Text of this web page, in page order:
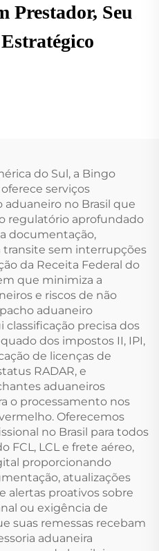
Prestador, Seu
do Sul, a Bingo
serviços
aduaneiro no Brasil que
regulatório aprofundado
documentação,
transite sem interrupções
da Receita Federal do
que minimiza a
e riscos de não
aduaneiro
classificação precisa dos
dos impostos II, IPI,
de licenças de
RADAR, e
aduaneiros
o processamento nos
Oferecemos
no Brasil para todos
FCL, LCL e frete aéreo,
proporcionando
atualizações
alertas proativos sobre
ou exigência de
suas remessas recebam
aduaneira